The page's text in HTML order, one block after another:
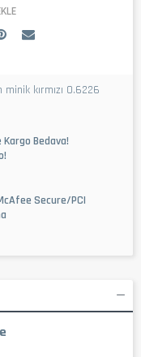
kırmızı 0.6226
Bedava!
Secure/PCI